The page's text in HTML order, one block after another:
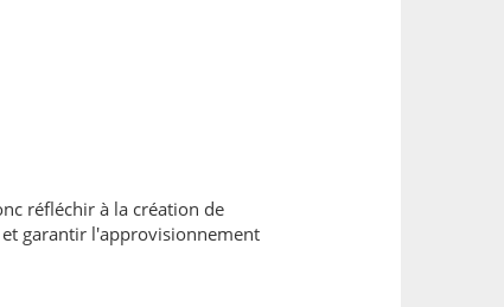
réfléchir à la création de
garantir l'approvisionnement